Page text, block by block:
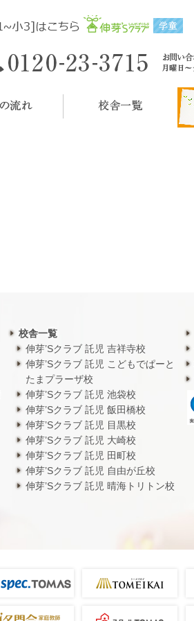
校舎一覧
伸芽’Sクラブ 託児 吉祥寺校
伸芽’Sクラブ 託児 こどもでぱーと
たまプラーザ校
伸芽’Sクラブ 託児 池袋校
伸芽’Sクラブ 託児 飯田橋校
伸芽’Sクラブ 託児 目黒校
伸芽’Sクラブ 託児 大崎校
伸芽’Sクラブ 託児 田町校
伸芽’Sクラブ 託児 自由が丘校
伸芽’Sクラブ 託児 晴海トリトン校